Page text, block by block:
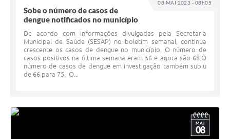
Arquivos para Download
Legislação
Telefones Úteis
08 MAI 2023 - 08h05
Sobe o número de casos de
dengue notificados no município
De acordo com informações divulgadas pela Secretaria
Municipal de Saúde (SESAP) no boletim semanal, continua
crescente os casos de dengue no município. O número de
casos positivos na última semana eram 56 e agora são 68.O
número de casos de dengue em investigação também subiu
de 66 para 75. O...
MAI
08